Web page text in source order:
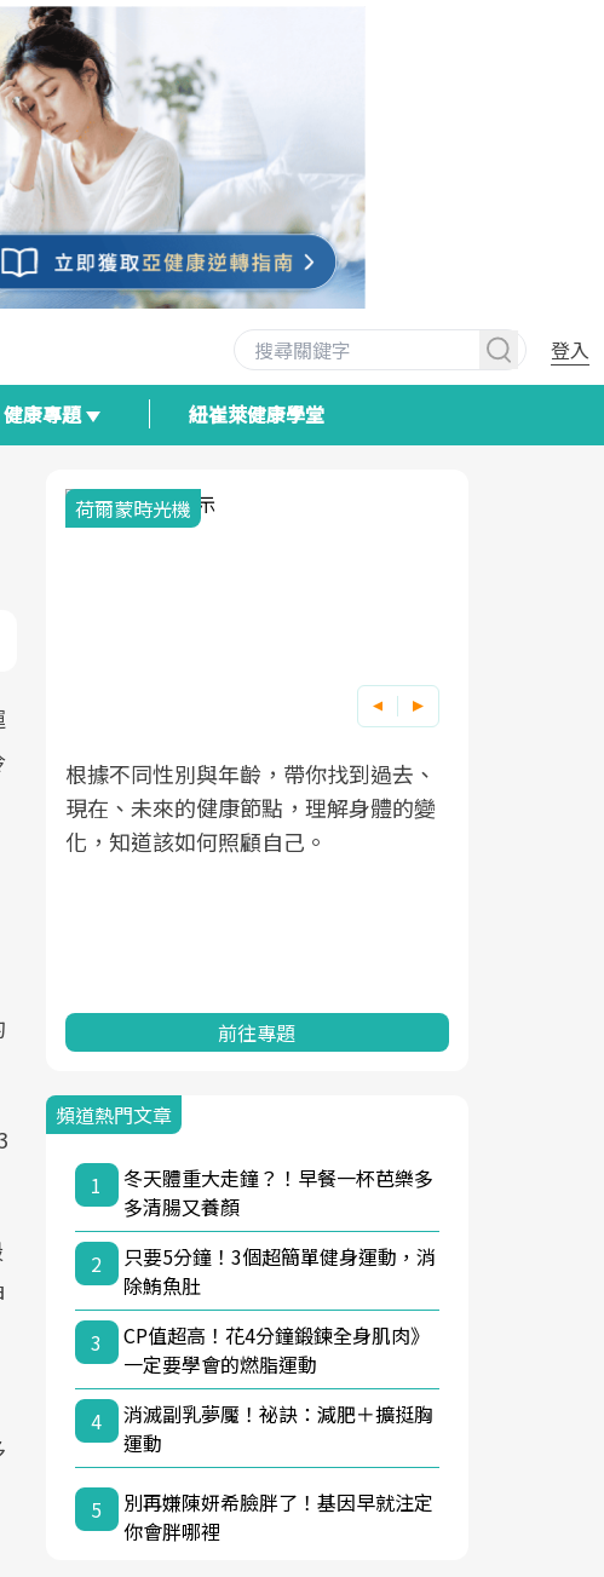
登入
健康專題 紐崔萊健康學堂
荷爾蒙時光機
根據不同性別與年齡，帶你找到過去、
現在、未來的健康節點，理解身體的變
化，知道該如何照顧自己。
前往專題
頻道熱門文章
1
冬天體重大走鐘？！早餐一杯芭樂多
多清腸又養顏
2
只要5分鐘！3個超簡單健身運動，消
除鮪魚肚
3
CP值超高！花4分鐘鍛鍊全身肌肉》
一定要學會的燃脂運動
4
消滅副乳夢魘！祕訣：減肥＋擴挺胸
運動
5
別再嫌陳妍希臉胖了！基因早就注定
你會胖哪裡